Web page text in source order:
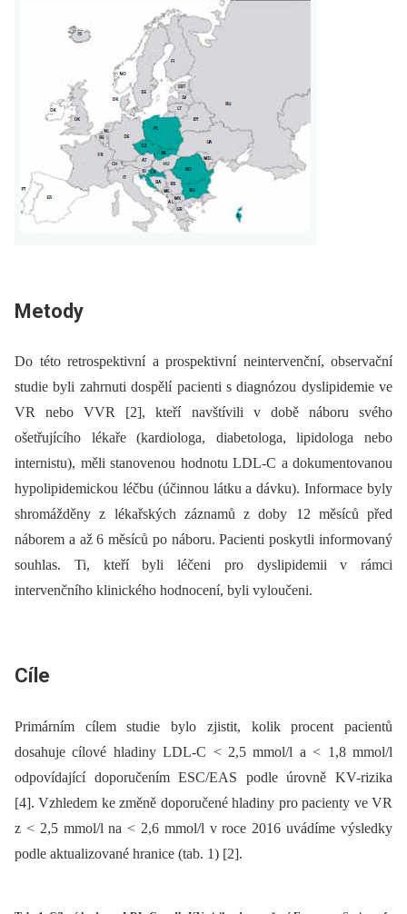
Metody
Do této retrospektivní a prospektivní neintervenční, observační
studie byli zahrnuti dospělí pacienti s diagnózou dyslipidemie ve
VR nebo VVR [2], kteří navštívili v době náboru svého
ošetřujícího lékaře (kardiologa, diabetologa, lipidologa nebo
internistu), měli stanovenou hodnotu LDL-C a dokumentovanou
hypolipidemickou léčbu (účinnou látku a dávku). Informace byly
shromážděny z lékařských záznamů z doby 12 měsíců před
náborem a až 6 měsíců po náboru. Pacienti poskytli informovaný
souhlas. Ti, kteří byli léčeni pro dyslipidemii v rámci
intervenčního klinického hodnocení, byli vyloučeni.
Cíle
Primárním cílem studie bylo zjistit, kolik procent pacientů
dosahuje cílové hladiny LDL-C < 2,5 mmol/l a < 1,8 mmol/l
odpovídající doporučením ESC/EAS podle úrovně KV-rizika
[4]. Vzhledem ke změně doporučené hladiny pro pacienty ve VR
z < 2,5 mmol/l na < 2,6 mmol/l v roce 2016 uvádíme výsledky
podle aktualizované hranice (tab. 1) [2].